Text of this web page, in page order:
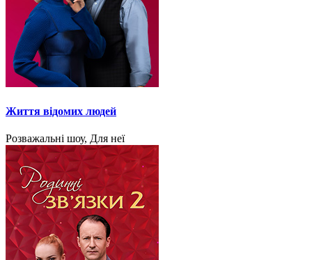
Життя відомих людей
Розважальні шоу, Для неї